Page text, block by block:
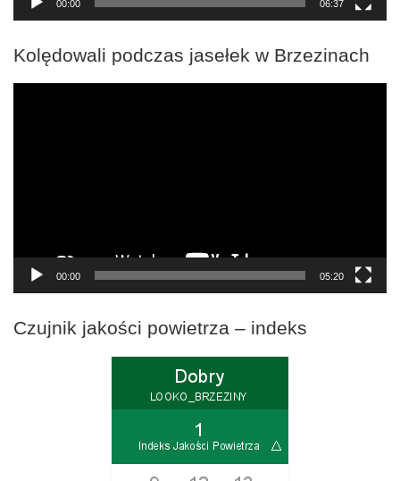
00:00 06:37
Kolędowali podczas jasełek w Brzezinach
00:00 05:20
Czujnik jakości powietrza – indeks